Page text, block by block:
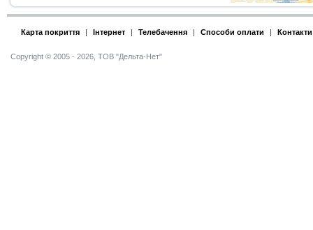
Карта покриття Інтернет Телебачення Способи оплати Контакти
Copyright © 2005 - 2026, ТОВ "Дельта-Нет"